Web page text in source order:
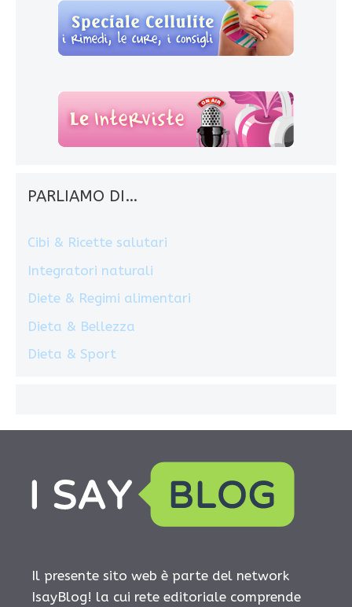
PARLIAMO DI…
Cibi & Ricette salutari
Integratori naturali
Diete & Regimi alimentari
Dieta & Bellezza
Dieta & Sport
Il presente sito web è parte del network
IsayBlog! la cui rete editoriale comprende